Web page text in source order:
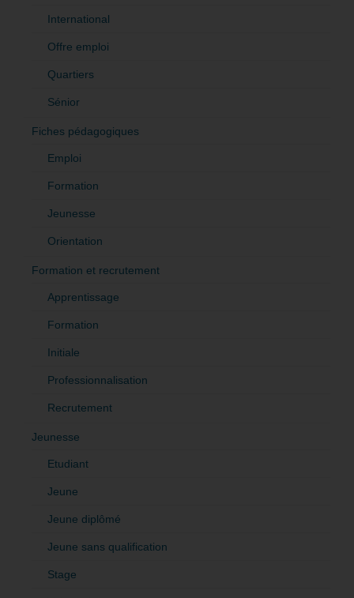
International
Offre emploi
Quartiers
Sénior
Fiches pédagogiques
Emploi
Formation
Jeunesse
Orientation
Formation et recrutement
Apprentissage
Formation
Initiale
Professionnalisation
Recrutement
Jeunesse
Etudiant
Jeune
Jeune diplômé
Jeune sans qualification
Stage